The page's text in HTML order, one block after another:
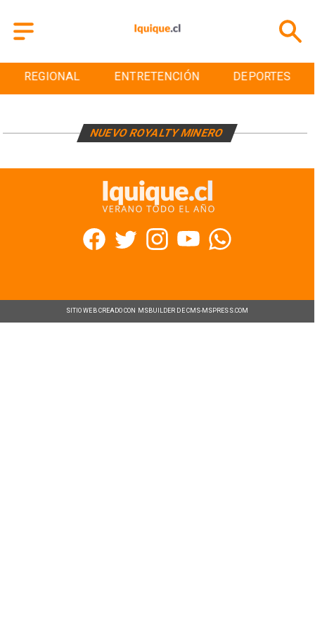
REGIONAL ENTRETENCIÓN DEPORTES
NUEVO ROYALTY MINERO
SITIO WEB CREADO CON MSBUILDER DE CMS-MSPRESS.COM